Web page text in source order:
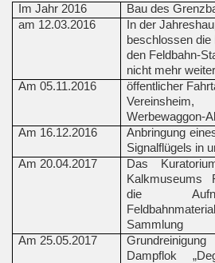
Im Jahr 2016
Bau des
am 12.03.2016
In der
beschlossen
den Feldbahn-
nicht mehr
Am 05.11.2016
öffentlicher
Vereinsheim,
Werbewaggon-
Am 16.12.2016
Anbringung
Signalflügels in
Am 20.04.2017
Das
Kalkmuseums
die
Sammlung
Am 25.05.2017
Dampflok